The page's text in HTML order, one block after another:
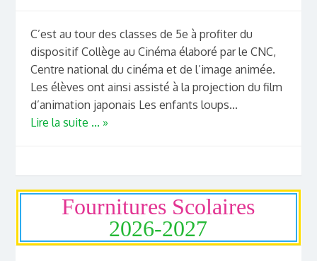
C’est au tour des classes de 5e à profiter du
dispositif Collège au Cinéma élaboré par le CNC,
Centre national du cinéma et de l’image animée.
Les élèves ont ainsi assisté à la projection du film
d’animation japonais Les enfants loups...
Lire la suite ... »
Fournitures Scolaires
2026-2027